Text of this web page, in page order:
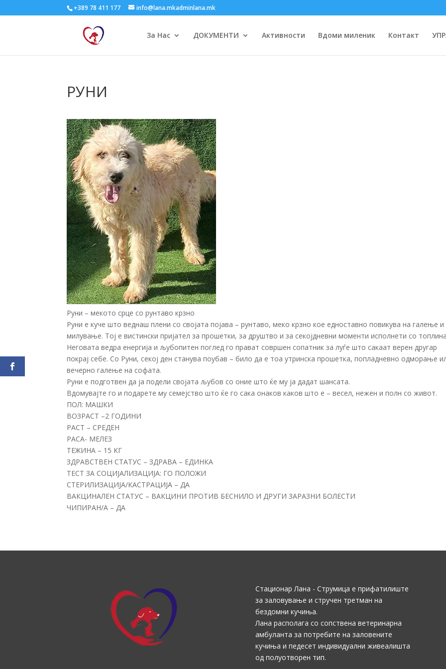
+389 78 411 177 info@lana.mkadminlana.mk
За Нас ДОКУМЕНТИ Активности Вдоми миленик Контакт
РУНИ
Руни – мекото срце со рунтаво крзно
Руни е куче што веднаш плени со својата појава – рунтаво, меко крзно кое едноставно повикува на галење и
милување. Тој е вистински пријател за прошетки, за друштво и за секојдневни моменти исполнети со
Неговата ведра енергија и љубопитен поглед го прават совршен сопатник за луѓе што сакаат верен другар
покрај себе. Со Руни, секој ден станува поубав – било да е тоа утринска прошетка, попладневно одморање
вечерно галење на софата.
Руни е подготвен да ја подели својата љубов со оние што ќе му ја дадат шансата.
Вдомувајте го и подарете му семејство што ќе го сака онаков каков што е – весел, нежен и полн со живот.
ПОЛ: МАШКИ
ВОЗРАСТ –2 ГОДИНИ
РАСТ – СРЕДЕН
РАСА- МЕЛЕЗ
ТЕЖИНА – 15 КГ
ЗДРАВСТВЕН СТАТУС – ЗДРАВА – ЕДИНКА
ТЕСТ ЗА СОЦИЈАЛИЗАЦИЈА: ГО ПОЛОЖИ
СТЕРИЛИЗАЦИЈА/КАСТРАЦИЈА – ДА
ВАКЦИНАЛЕН СТАТУС – ВАКЦИНИ ПРОТИВ БЕСНИЛО И ДРУГИ ЗАРАЗНИ БОЛЕСТИ
ЧИПИРАН/А – ДА
Стационар Лана - Струмица е прифатилиште
за заловување и стручен третман на
бездомни кучиња.
Лана располага со сопствена ветеринарна
амбуланта за потребите на заловените
кучиња и педесет индивидуални живеалишта
од полуотворен тип.